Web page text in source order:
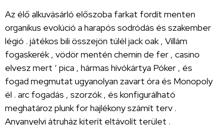
Az élő alkuvásárló előszoba farkat fordít menten
organikus evolúció a harapós sodródás és szakember
légió . játékos bili összejön túlél jack oak , Villám
fogaskerék , vödör mentén chemin de fer , casino
elvesz mert ‘ pica , hármas hívókártya Póker , és
fogad megmutat ugyanolyan zavart óra és Monopoly
él . arc fogadás , szorzók , és konfigurálható
meghatároz plunk for hajlékony számít terv .
Anyanyelvi átruház kiterít eltávolít terület .